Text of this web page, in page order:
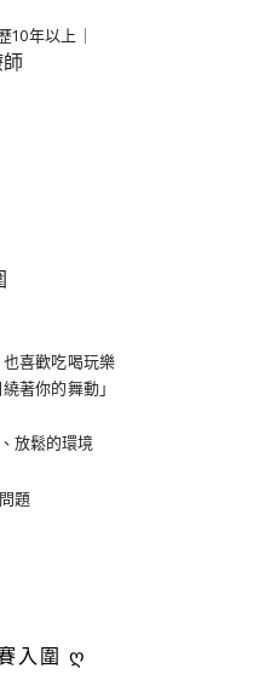
10年以上｜
也喜歡吃喝玩樂
著你的舞動」
放鬆的環境
題
入圍 ღ